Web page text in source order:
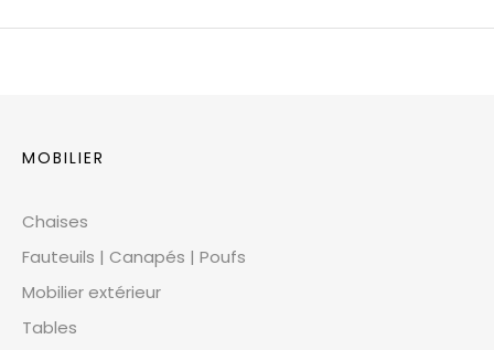
MOBILIER
Chaises
Fauteuils | Canapés | Poufs
Mobilier extérieur
Tables